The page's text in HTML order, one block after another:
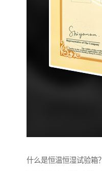
什么是恒温恒湿试验箱？